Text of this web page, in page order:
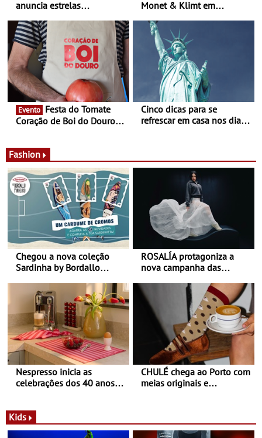
anuncia estrelas
- Entre Junho e Julho pelo
país
Monet & Klimt em
ao final de Setembro -
Experiência luminosa no
jardim do Museu de
Alberto Sampaio
Evento
Coração de Boi do Douro -
Cinco dicas para se
refrescar em casa nos dias
Fashion
Chegou a nova coleção
Sardinha by Bordallo
ROSALÍA protagoniza a
nova campanha das
Balance
Nespresso inicia as
celebrações dos 40 anos
Novas - Edição limitada
Nespresso x Torres Novas
CHULÉ chega ao Porto com
meias originais e
Shopping
Kids